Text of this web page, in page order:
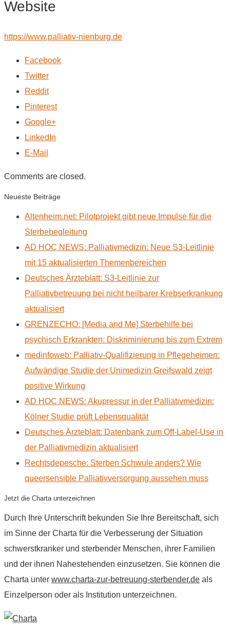
Website
https://www.palliativ-nienburg.de
Facebook
Twitter
Reddit
Pinterest
Google+
LinkedIn
E-Mail
Comments are closed.
Neueste Beiträge
Altenheim.net: Pilotprojekt gibt neue Impulse für die
Sterbebegleitung
AD HOC NEWS: Palliativmedizin: Neue S3-Leitlinie
mit 15 aktualisierten Themenbereichen
Deutsches Ärzteblatt: S3-Leitlinie zur
Palliativbetreuung bei nicht heilbarer Krebserkrankung
aktualisiert
GRENZECHO: [Media and Me] Sterbehilfe bei
psychisch Erkrankten: Diskriminierung bis zum Extrem
medinfoweb: Palliativ-Qualifizierung in Pflegeheimen:
Aufwändige Studie der Unimedizin Greifswald zeigt
positive Wirkung
AD HOC NEWS: Akupressur in der Palliativmedizin:
Kölner Studie prüft Lebensqualität
Deutsches Ärzteblatt: Datenbank zum Off-Label-Use in
der Palliativmedizin aktualisiert
Rechtsdepesche: Sterben Schwule anders? Wie
queersensible Palliativversorgung aussehen muss
Jetzt die Charta unterzeichnen
Durch Ihre Unterschrift bekunden Sie Ihre Bereitschaft, sich
im Sinne der Charta für die Verbesserung der Situation
schwerstkranker und sterbender Menschen, ihrer Familien
und der ihnen Nahestehenden einzusetzen. Sie können die
Charta unter www.charta-zur-betreuung-sterbender.de als
Einzelperson oder als Institution unterzeichnen.